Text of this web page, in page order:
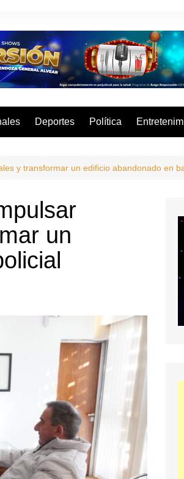
Deportes Política
y transformar un edificio abandonado en
un